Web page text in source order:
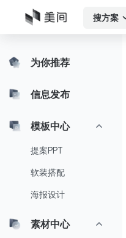
搜方案
为你推荐
信息发布
模板中心
提案PPT
软装搭配
海报设计
素材中心